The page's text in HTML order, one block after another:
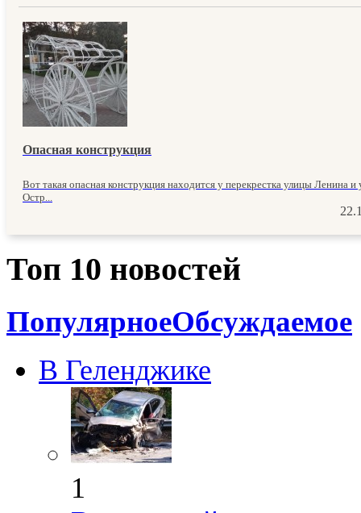
Опасная конструкция
Вот такая опасная конструкция находится у перекрестка улицы Ленина и
Остр...
Топ 10 новостей
ПопулярноеОбсуждаемое
В Геленджике
1